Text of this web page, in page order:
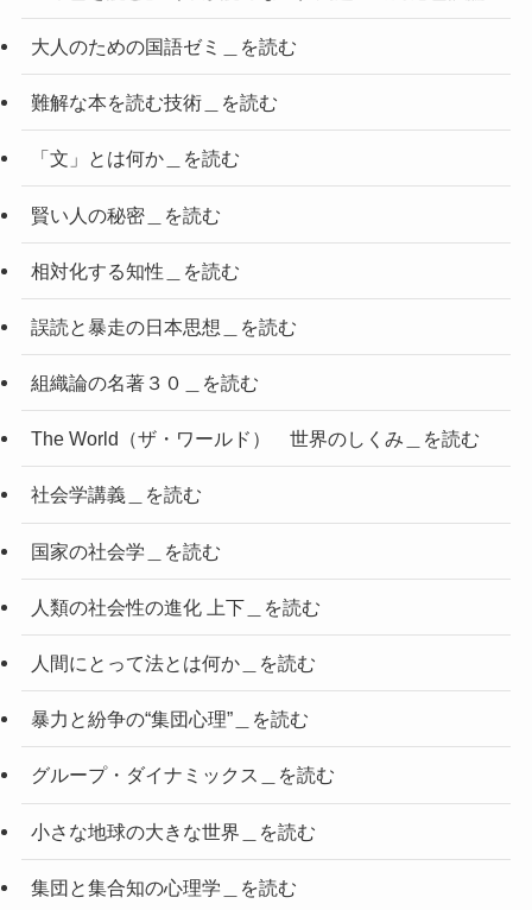
大人のための国語ゼミ＿を読む
難解な本を読む技術＿を読む
「文」とは何か＿を読む
賢い人の秘密＿を読む
相対化する知性＿を読む
誤読と暴走の日本思想＿を読む
組織論の名著３０＿を読む
The World（ザ・ワールド） 世界のしくみ＿を読む
社会学講義＿を読む
国家の社会学＿を読む
人類の社会性の進化 上下＿を読む
人間にとって法とは何か＿を読む
暴力と紛争の“集団心理”＿を読む
グループ・ダイナミックス＿を読む
小さな地球の大きな世界＿を読む
集団と集合知の心理学＿を読む